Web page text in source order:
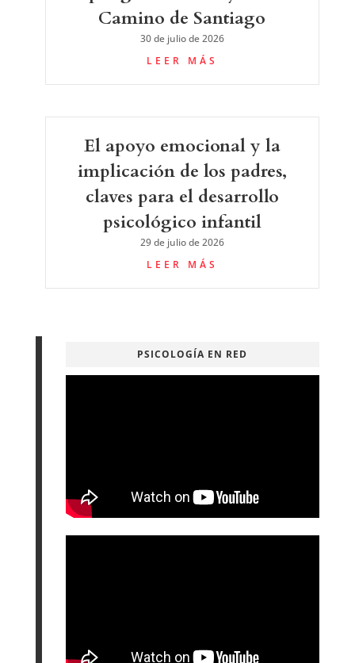
Camino de Santiago
30 de julio de 2026
LEER MÁS
El apoyo emocional y la
implicación de los padres,
claves para el desarrollo
psicológico infantil
29 de julio de 2026
LEER MÁS
PSICOLOGÍA EN RED